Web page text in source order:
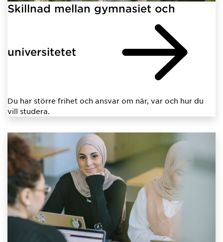
Skillnad mellan gymnasiet och
universitetet
Du har större frihet och ansvar om när, var och hur du
vill studera.